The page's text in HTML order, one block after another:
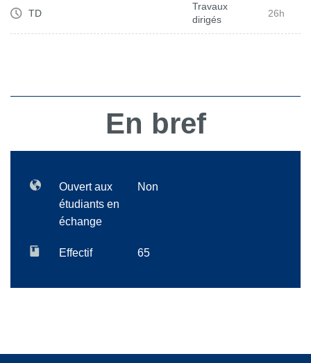
TD
Travaux
dirigés
26h
En bref
Ouvert aux
étudiants en
échange
Non
Effectif 65